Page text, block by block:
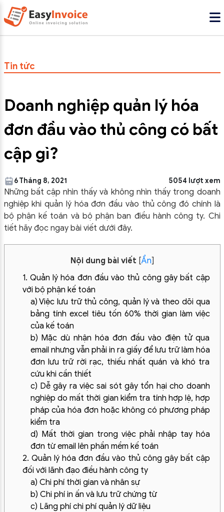
Tin tức
Doanh nghiệp quản lý hóa
đơn đầu vào thủ công có bất
cập gì?
6 Tháng 8, 2021 5054 lượt xem
Những bất cập nhìn thấy và không nhìn thấy trong doanh
nghiệp khi quản lý hóa đơn đầu vào thủ công đó chính là
bộ phận kế toán và bộ phận ban điều hành công ty. Chi
tiết hãy đọc ngay bài viết dưới đây.
Nội dung bài viết [Ẩn]
1. Quản lý hóa đơn đầu vào thủ công gây bất cập
với bộ phận kế toán
a) Việc lưu trữ thủ công, quản lý và theo dõi qua
bảng tính excel tiêu tốn 60% thời gian làm việc
của kế toán
b) Mặc dù nhận hóa đơn đầu vào điện tử qua
email nhưng vẫn phải in ra giấy để lưu trữ làm hóa
đơn lưu trữ rời rạc, thiếu nhất quán và khó tra
cứu khi cần thiết
c) Dễ gây ra việc sai sót gây tổn hại cho doanh
nghiệp do mất thời gian kiểm tra tính hợp lệ, hợp
pháp của hóa đơn hoặc không có phương pháp
kiểm tra
d) Mất thời gian trong việc phải nhập tay hóa
đơn từ email lên phần mềm kế toán
2. Quản lý hóa đơn đầu vào thủ công gây bất cập
đối với lãnh đạo điều hành công ty
a) Chi phí thời gian và nhân sự
b) Chi phí in ấn và lưu trữ chứng từ
c) Lãng phí chi phí quản lý dữ liệu